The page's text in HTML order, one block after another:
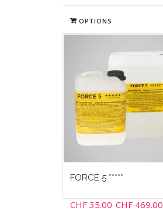
OPTIONS
FORCE 5 *****
CHF35.00–CHF469.00